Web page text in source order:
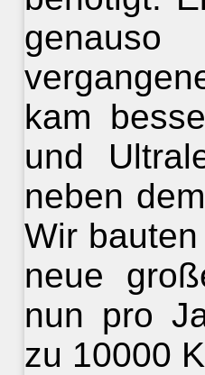
kam
und
neben
Wir
neue
nun pro
zu 10000